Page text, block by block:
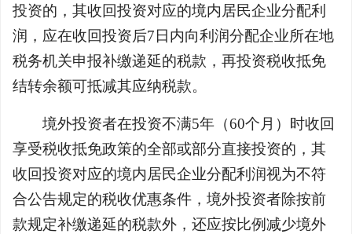
投资的，其收回投资对应的境内居民企业分配利
润，应在收回投资后7日内向利润分配企业所在地
税务机关申报补缴递延的税款，再投资税收抵免
结转余额可抵减其应纳税款。
境外投资者在投资不满5年（60个月）时收回
享受税收抵免政策的全部或部分直接投资的，其
收回投资对应的境内居民企业分配利润视为不符
合公告规定的税收优惠条件，境外投资者除按前
款规定补缴递延的税款外，还应按比例减少境外